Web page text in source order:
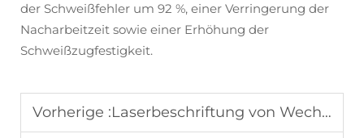
der Schweißfehler um 92 %, einer Verringerung der
Nacharbeitzeit sowie einer Erhöhung der
Schweißzugfestigkeit.
Vorherige :Laserbeschriftung von Wechselrichtergehäusen für Photovoltaikanlagen: Vom manuellen Gravieren zur vollständigen Automatisierung